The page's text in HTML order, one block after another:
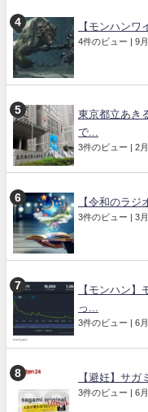
【モンハンワ
4件のビュー | 9
東京都立あき
で...
3件のビュー | 2
【令和のラジ
3件のビュー | 3
【モンハン】
っ...
3件のビュー | 6
【避妊】サガ
3件のビュー | 6